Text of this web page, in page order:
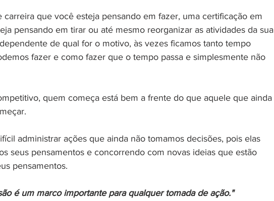
carreira que você esteja pensando em fazer, uma certificação em
pensando em tirar ou até mesmo reorganizar as atividades da sua
de qual for o motivo, às vezes ficamos tanto tempo
fazer e como fazer que o tempo passa e simplesmente não
quem começa está bem a frente do que aquele que ainda
administrar ações que ainda não tomamos decisões, pois elas
seus pensamentos e concorrendo com novas ideias que estão
pensamentos.
é um marco importante para qualquer tomada de ação."